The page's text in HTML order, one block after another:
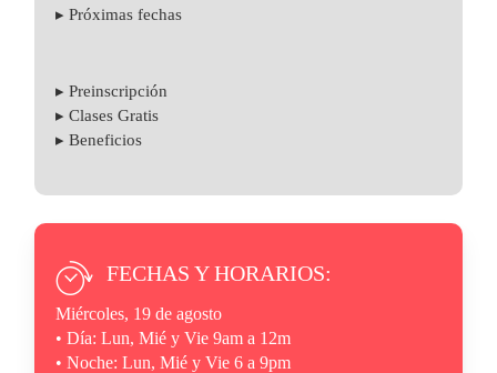
▸ Próximas fechas
▸ Preinscripción
▸ Clases Gratis
▸ Beneficios
FECHAS Y HORARIOS:
Miércoles, 19 de agosto
• Día: Lun, Mié y Vie 9am a 12m
• Noche: Lun, Mié y Vie 6 a 9pm